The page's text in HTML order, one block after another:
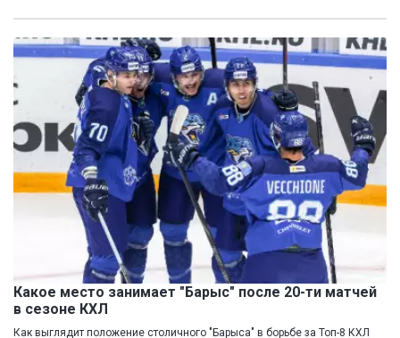
Какое место занимает "Барыс" после 20-ти матчей
в сезоне КХЛ
Как выглядит положение столичного "Барыса" в борьбе за Топ-8 КХЛ